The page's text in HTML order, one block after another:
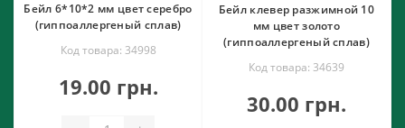
Бейл 6*10*2 мм цвет серебро
(гиппоаллергеный сплав)
Код товара: 34998
19.00 грн.
Бейл клевер разжимной 10
мм цвет золото
(гиппоаллергеный сплав)
Код товара: 34639
30.00 грн.